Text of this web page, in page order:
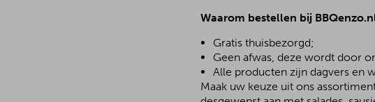
Waarom bestellen bij
Gratis thuisbezorgd;
Geen afwas, deze wordt door
Alle producten zijn dagvers en
Maak uw keuze uit ons